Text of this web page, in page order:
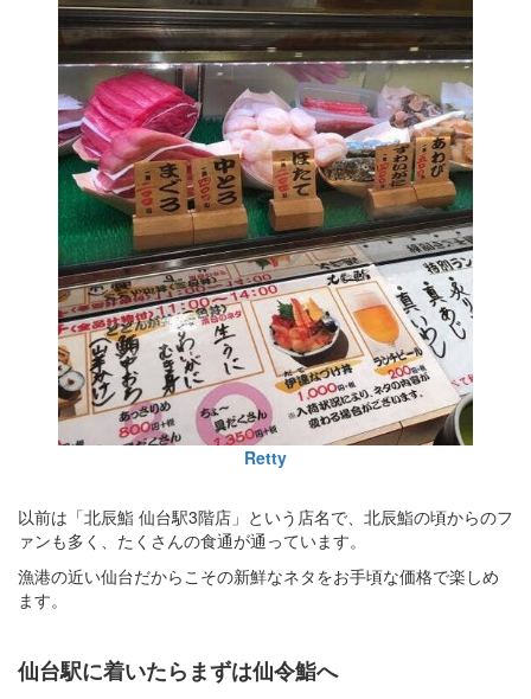
Retty
以前は「北辰鮨 仙台駅3階店」という店名で、北辰鮨の頃からのフ
ァンも多く、たくさんの食通が通っています。
漁港の近い仙台だからこその新鮮なネタをお手頃な価格で楽しめ
ます。
仙台駅に着いたらまずは仙令鮨へ